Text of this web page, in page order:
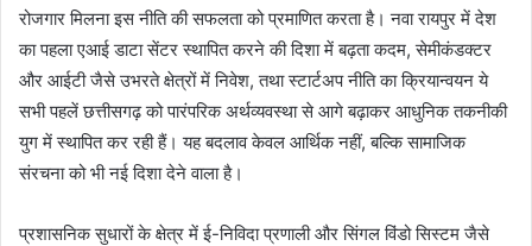
रोजगार मिलना इस नीति की सफलता को प्रमाणित करता है। नवा रायपुर में देश
का पहला एआई डाटा सेंटर स्थापित करने की दिशा में बढ़ता कदम, सेमीकंडक्टर
और आईटी जैसे उभरते क्षेत्रों में निवेश, तथा स्टार्टअप नीति का क्रियान्वयन ये
सभी पहलें छत्तीसगढ़ को पारंपरिक अर्थव्यवस्था से आगे बढ़ाकर आधुनिक तकनीकी
युग में स्थापित कर रही हैं। यह बदलाव केवल आर्थिक नहीं, बल्कि सामाजिक
संरचना को भी नई दिशा देने वाला है।
प्रशासनिक सुधारों के क्षेत्र में ई-निविदा प्रणाली और सिंगल विंडो सिस्टम जैसे